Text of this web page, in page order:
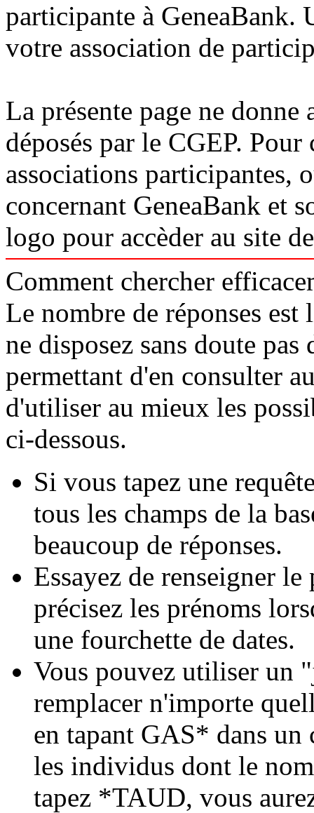
participante à GeneaBank.
votre association de
La présente page ne
déposés par le CGEP.
associations participantes,
concernant GeneaBank et
logo pour accèder au site
Comment chercher
Le nombre de réponses
ne disposez sans doute
permettant d'en consulter
d'utiliser au mieux les
ci-dessous.
Si vous tapez une
tous les champs de la
beaucoup de réponses.
Essayez de renseigner
précisez les prénoms
une fourchette de dates.
Vous pouvez utiliser un
remplacer n'importe
en tapant GAS* dans
les individus dont le
tapez *TAUD, vous